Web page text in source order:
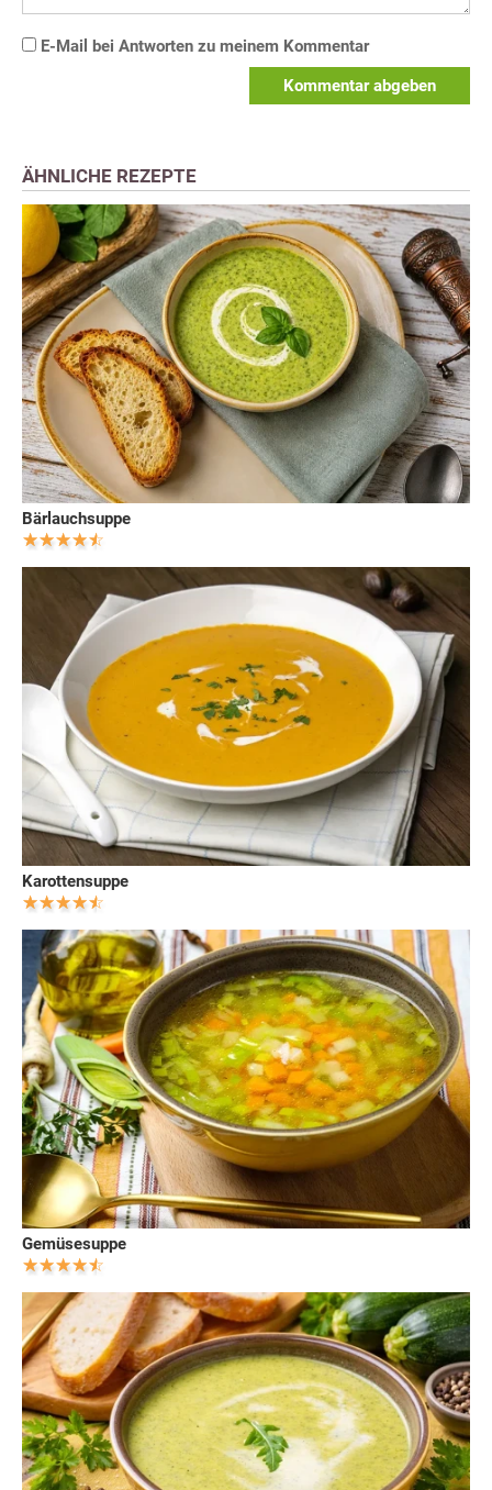
E-Mail bei Antworten zu meinem Kommentar
Kommentar abgeben
ÄHNLICHE REZEPTE
Bärlauchsuppe
Karottensuppe
Gemüsesuppe